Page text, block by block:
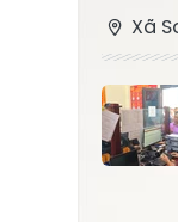
Xã
Xã